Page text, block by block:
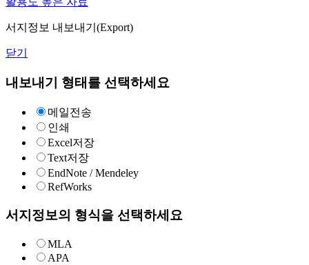
서지정보 내보내기(Export)
닫기
내보내기 형태를 선택하세요
메일전송
인쇄
Excel저장
Text저장
EndNote / Mendeley
RefWorks
서지정보의 형식을 선택하세요
MLA
APA